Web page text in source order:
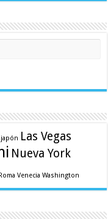
japón Las Vegas
Nueva York
Roma Venecia Washington